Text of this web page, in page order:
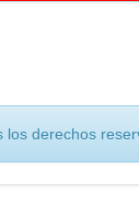
derechos